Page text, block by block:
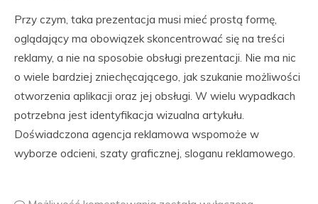
Przy czym, taka prezentacja musi mieć prostą formę,
oglądający ma obowiązek skoncentrować się na treści
reklamy, a nie na sposobie obsługi prezentacji. Nie ma nic
o wiele bardziej zniechęcającego, jak szukanie możliwości
otworzenia aplikacji oraz jej obsługi. W wielu wypadkach
potrzebna jest identyfikacja wizualna artykułu.
Doświadczona agencja reklamowa wspomoże w
wyborze odcieni, szaty graficznej, sloganu reklamowego.